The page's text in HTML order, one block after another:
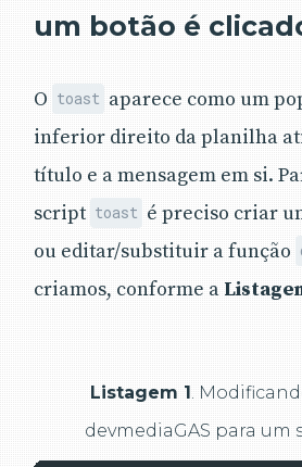
um botão é
O toast aparece como um
inferior direito da planilha
título e a mensagem em si.
script toast é preciso criar
ou editar/substituir a função
criamos, conforme a
Listagem 1 .
devmediaGAS para um